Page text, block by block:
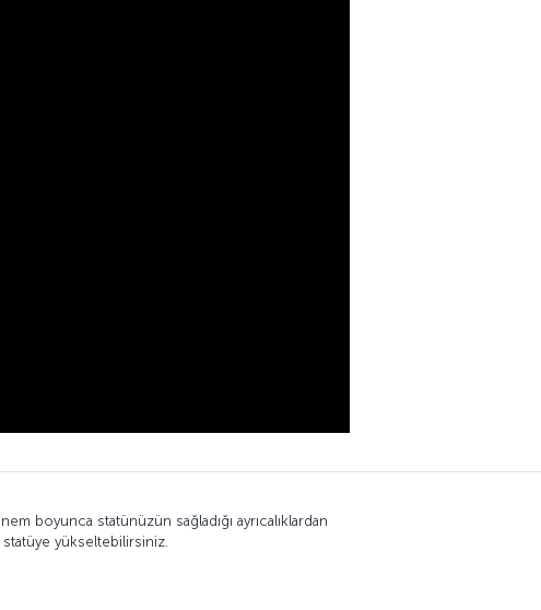
boyunca statünüzün sağladığı ayrıcalıklardan
yükseltebilirsiniz.